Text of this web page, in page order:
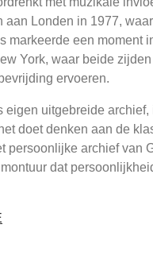
aan Londen in 1977,
markeerde een moment
York, waar beide
ervoeren.
eigen uitgebreide
doet denken aan de
persoonlijke archief van
dat